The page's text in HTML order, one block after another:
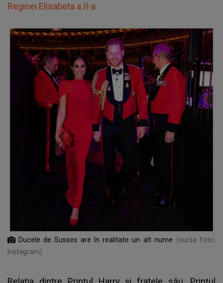
Reginei Elisabeta a II-a
Ducele de Sussex are în realitate un alt nume
(sursa foto:
Instagram)